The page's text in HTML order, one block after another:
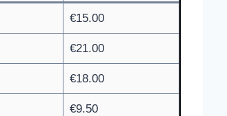
€15.00
€21.00
€18.00
€9.50